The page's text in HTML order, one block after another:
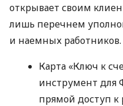
открывает своим
лишь перечнем
и наемных
Карта «Ключ к
инструмент для
прямой доступ к